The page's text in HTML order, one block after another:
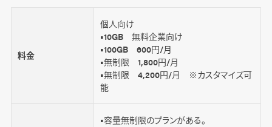
料金
個人向け
■10GB 無料企業向け
■100GB 600円/月
■無制限 1,800円/月
■無制限 4,200円/月 ※カスタマイズ可
能
■容量無制限のプランがある。